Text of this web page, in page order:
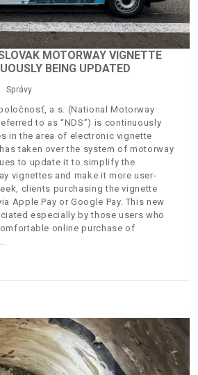
MOTORWAY VIGNETTE
BEING UPDATED
Správy
a.s. (National Motorway
to as “NDS”) is continuously
in the area of electronic vignette
taken over the system of motorway
to update it to simplify the
vignettes and make it more user-
clients purchasing the vignette
Apple Pay or Google Pay. This new
especially by those users who
online purchase of